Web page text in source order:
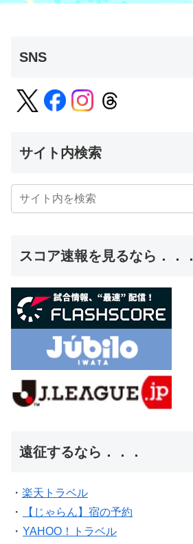
SNS
サイト内検索
スコア速報を見るなら．．．
遠征するなら．．．
・ 楽天トラベル
・
【じゃらん】宿の予約
・ YAHOO！トラベル